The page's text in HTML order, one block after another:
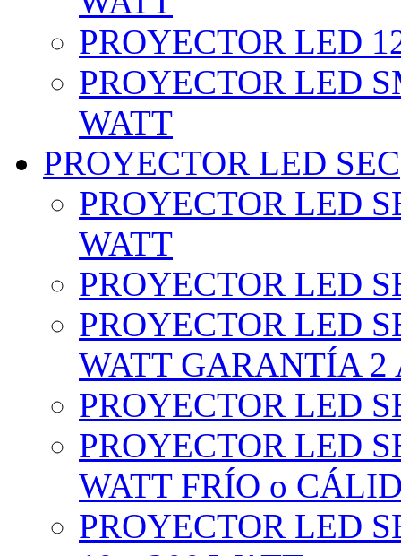
PROYECTOR LED
PROYECTOR LED
WATT
PROYECTOR LED SEC
PROYECTOR LED
WATT
PROYECTOR LED
PROYECTOR LED
WATT GARANTÍA 2
PROYECTOR LED
PROYECTOR LED
WATT FRÍO o
PROYECTOR LED